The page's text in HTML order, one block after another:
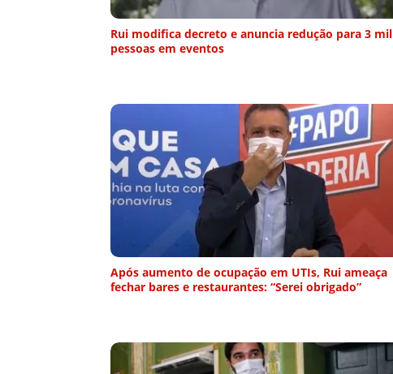
Rui modifica decreto e anuncia redução para 3 mil
pessoas em eventos
Após aumento de ocupação em UTIs, Rui ameaça
fechar bares e restaurantes: “Serei obrigado”